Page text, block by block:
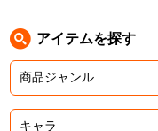
パックマン
ナムコクラシック
アイテムを探す